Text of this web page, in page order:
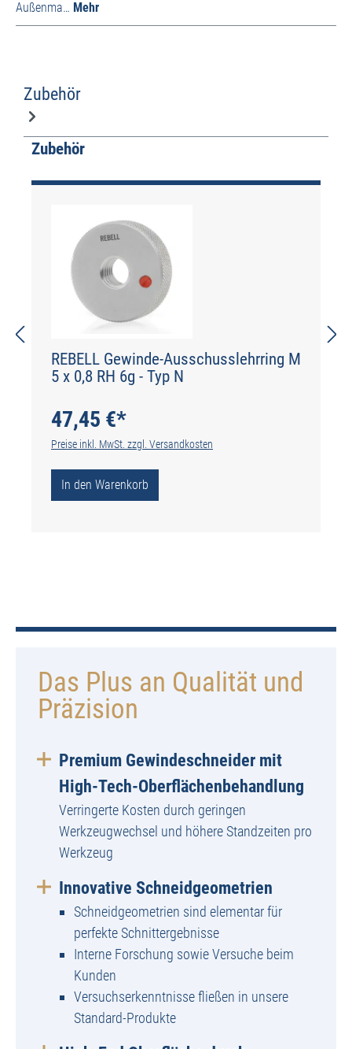
Außenma… Mehr
Zubehör
Produktgalerie überspringen
Zubehör
REBELL Gewinde-Ausschusslehrring M
5 x 0,8 RH 6g - Typ N
47,45 €*
Preise inkl. MwSt. zzgl. Versandkosten
In den Warenkorb
Das Plus an Qualität und
Präzision
Premium Gewindeschneider mit
High-Tech-Oberflächenbehandlung
Verringerte Kosten durch geringen
Werkzeugwechsel und höhere Standzeiten pro
Werkzeug
Innovative Schneidgeometrien
Schneidgeometrien sind elementar für
perfekte Schnittergebnisse
Interne Forschung sowie Versuche beim
Kunden
Versuchserkenntnisse fließen in unsere
Standard-Produkte